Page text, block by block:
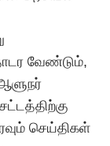
வேண்டும்,
செய்திகள்